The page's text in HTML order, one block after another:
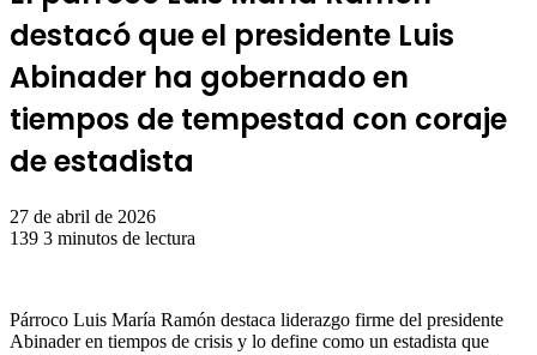
destacó que el presidente Luis
Abinader ha gobernado en
tiempos de tempestad con coraje
de estadista
27 de abril de 2026
139 3 minutos de lectura
Párroco Luis María Ramón destaca liderazgo firme del presidente
Abinader en tiempos de crisis y lo define como un estadista que